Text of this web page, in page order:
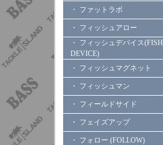
・ ファットラボ
・ フィッシュアロー
・ フィッシュデバイス(FISH
DEVICE)
・ フィッシュマグネット
・ フィッシュマン
・ フィールドサイド
・ フェイズアップ
・ フォロー (FOLLOW)